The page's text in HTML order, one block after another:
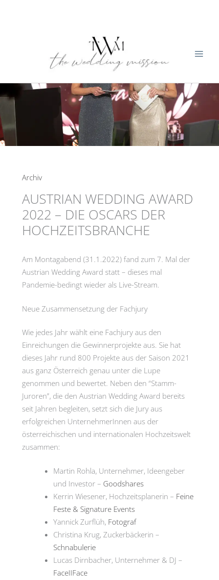
Archiv
AUSTRIAN WEDDING AWARD
2022 – DIE OSCARS DER
HOCHZEITSBRANCHE
Am Montagabend (31.1.2022) fand zum 7. Mal der
Austrian Wedding Award statt – dieses mal
Pandemie-bedingt wieder als Live-Stream.
Neue Zusammensetzung der Fachjury
Wie jedes Jahr wählt eine Fachjury aus den
Einreichungen die Gewinnerprojekte aus. Sie hat
dieses Jahr rund 800 Projekte aus der Saison 2021
aus ganz Österreich genau unter die Lupe
genommen und bewertet. Neben den “Stamm-
Juroren”, die den Austrian Wedding Award bereits
seit Jahren begleiten, setzt sich die Jury aus
erfolgreichen UnternehmerInnen aus der
österreichischen und internationalen Hochzeitswelt
zusammen:
Martin Rohla, Unternehmer, Ideengeber
und Investor – Goodshares
Kerrin Wiesener, Hochzeitsplanerin – Feine
Feste & Signature Events
Yannick Zurflüh, Fotograf
Christina Krug, Zuckerbäckerin –
Schnabulerie
Lucas Dirnbacher, Unternehmer & DJ –
FaceIIFace